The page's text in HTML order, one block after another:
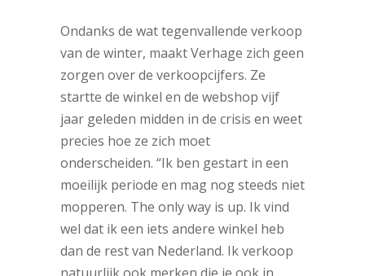
Ondanks de wat tegenvallende verkoop
van de winter, maakt Verhage zich geen
zorgen over de verkoopcijfers. Ze
startte de winkel en de webshop vijf
jaar geleden midden in de crisis en weet
precies hoe ze zich moet
onderscheiden. “Ik ben gestart in een
moeilijk periode en mag nog steeds niet
mopperen. The only way is up. Ik vind
wel dat ik een iets andere winkel heb
dan de rest van Nederland. Ik verkoop